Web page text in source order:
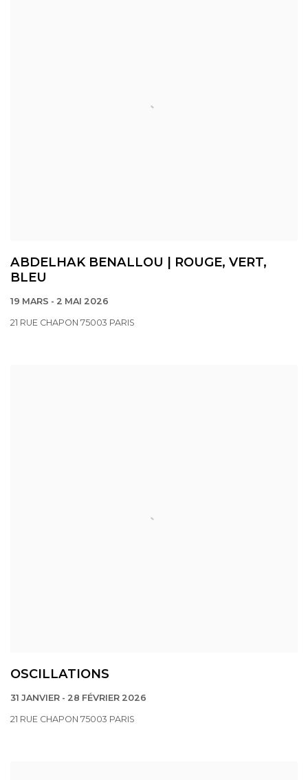
ABDELHAK BENALLOU | ROUGE, VERT,
BLEU
19 MARS - 2 MAI 2026
21 RUE CHAPON 75003 PARIS
OSCILLATIONS
31 JANVIER - 28 FÉVRIER 2026
21 RUE CHAPON 75003 PARIS